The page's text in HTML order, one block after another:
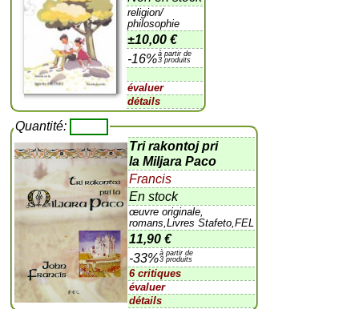
religion/
philosophie
±10,00 €
-16%à partir de
3 produits
évaluer
détails
Quantité:
Tri rakontoj pri
la Miljara Paco
Francis
En stock
œuvre originale,
romans,Livres Stafeto,FEL
11,90 €
-33%à partir de
3 produits
6 critiques
évaluer
détails